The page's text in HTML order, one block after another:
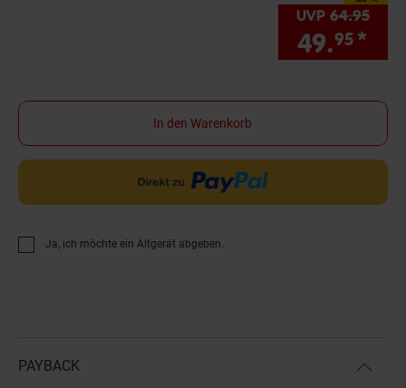
UVP 64.95
49.95 *
In den Warenkorb
Ja, ich möchte ein Altgerät abgeben.
PAYBACK